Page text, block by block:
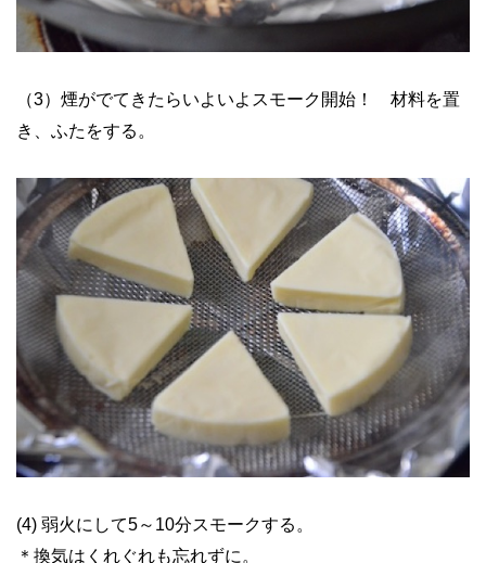
（3）煙がでてきたらいよいよスモーク開始！ 材料を置
き、ふたをする。
(4) 弱火にして5～10分スモークする。
＊換気はくれぐれも忘れずに。